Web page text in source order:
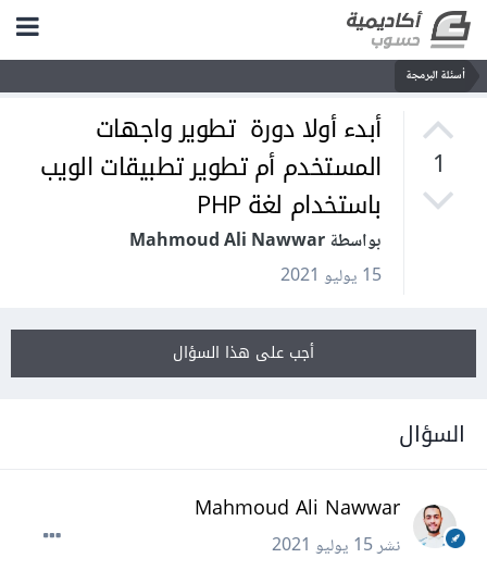
أسئلة البرمجة
1
أبدء أولا دورة تطوير واجهات
المستخدم أم تطوير تطبيقات الويب
باستخدام لغة PHP
بواسطة Mahmoud Ali Nawwar
15 يوليو 2021
أجب على هذا السؤال
السؤال
Mahmoud Ali Nawwar
نشر15 يوليو 2021